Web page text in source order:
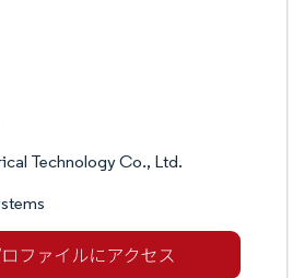
Technology Co., Ltd.